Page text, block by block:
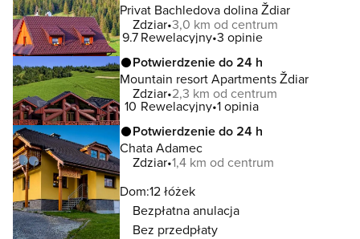
Privat Bachledova dolina Ždiar
Zdziar 3,0 km od centrum
9.7Rewelacyjny 3 opinie
Potwierdzenie do 24 h
Mountain resort Apartments Ždiar
Zdziar 2,3 km od centrum
10 Rewelacyjny 1 opinia
Potwierdzenie do 24 h
Chata Adamec
Zdziar 1,4 km od centrum
Dom:12 łóżek
Bezpłatna anulacja
Bez przedpłaty